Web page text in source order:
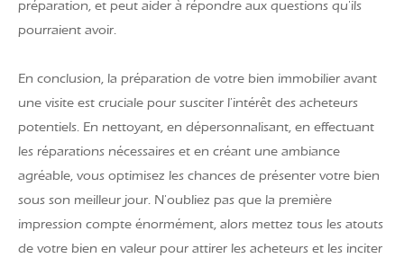
préparation, et peut aider à répondre aux questions qu'ils
pourraient avoir.
En conclusion, la préparation de votre bien immobilier avant
une visite est cruciale pour susciter l'intérêt des acheteurs
potentiels. En nettoyant, en dépersonnalisant, en effectuant
les réparations nécessaires et en créant une ambiance
agréable, vous optimisez les chances de présenter votre bien
sous son meilleur jour. N'oubliez pas que la première
impression compte énormément, alors mettez tous les atouts
de votre bien en valeur pour attirer les acheteurs et les inciter